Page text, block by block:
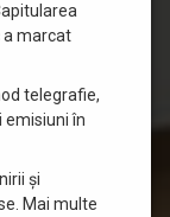
a marcat
telegrafie,
emisiuni în
și
Mai multe